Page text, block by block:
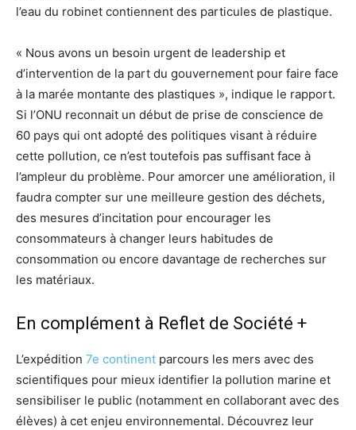
l’eau du robinet contiennent des particules de plastique.
« Nous avons un besoin urgent de leadership et
d’intervention de la part du gouvernement pour faire face
à la marée montante des plastiques », indique le rapport.
Si l’ONU reconnait un début de prise de conscience de
60 pays qui ont adopté des politiques visant à réduire
cette pollution, ce n’est toutefois pas suffisant face à
l’ampleur du problème. Pour amorcer une amélioration, il
faudra compter sur une meilleure gestion des déchets,
des mesures d’incitation pour encourager les
consommateurs à changer leurs habitudes de
consommation ou encore davantage de recherches sur
les matériaux.
En complément à Reflet de Société +
L’expédition 7e continent parcours les mers avec des
scientifiques pour mieux identifier la pollution marine et
sensibiliser le public (notamment en collaborant avec des
élèves) à cet enjeu environnemental. Découvrez leur